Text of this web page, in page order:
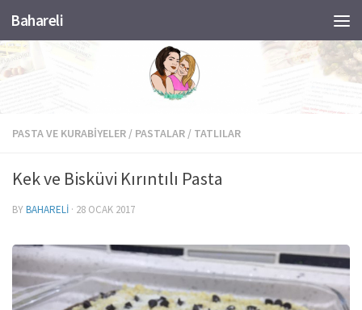
Skip to content
Bahareli
PASTA VE KURABIYELER / PASTALAR / TATLILAR
Kek ve Bisküvi Kırıntılı Pasta
BYBAHARELI · 28 OCAK 2017